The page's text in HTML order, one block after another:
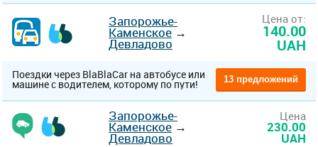
Запорожье-
Каменское→
Девладово
Цена от:
140.00
UAH
Поездки через BlaBlaCar на автобусе или
машине с водителем, которому по пути! 13 предложений
Запорожье-
Каменское→
Девладово
Цена
230.00
UAH